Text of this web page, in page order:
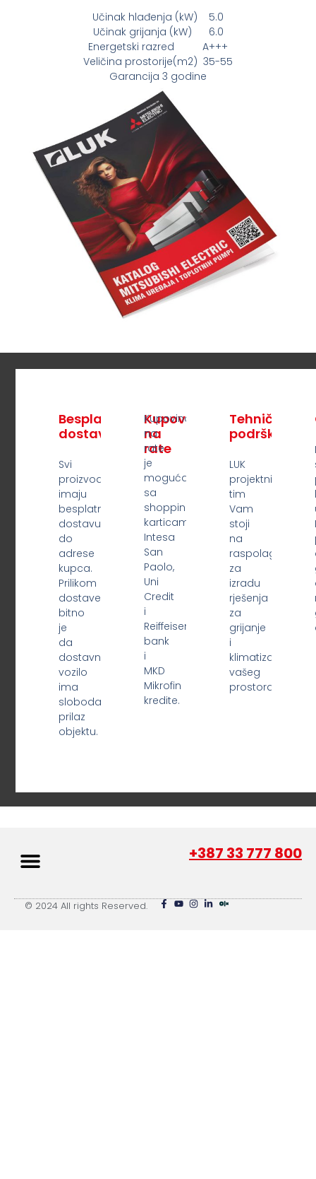
Učinak hlađenja (kW) 5.0
Učinak grijanja (kW) 6.0
Energetski razred A+++
Veličina prostorije(m2) 35-55
Garancija 3 godine
Zašto izabrati LUK?
Besplatna
dostava
Svi
proizvodi
imaju
besplatnu
dostavu
do
adrese
kupca.
Prilikom
dostave
bitno
je
da
dostavno
vozilo
ima
slobodan
prilaz
objektu.
Kupovina
na
rate
Kupovina
na
rate
je
moguća
sa
shopping
karticama
Intesa
San
Paolo,
Uni
Credit
i
Reiffeisen
bank
i
MKD
Mikrofin
kredite.
Tehnička
podrška
LUK
projektni
tim
Vam
stoji
na
raspolaganju
za
izradu
rješenja
za
grijanje
i
klimatizaciju
vašeg
prostora.
+387 33 777 800
© 2024 All rights Reserved.